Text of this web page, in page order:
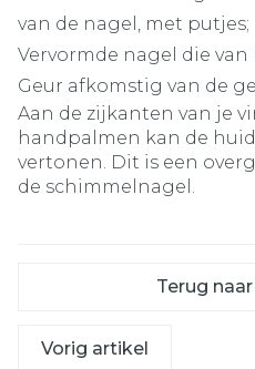
van de nagel, met putjes;
Vervormde nagel die
Geur afkomstig van de
Aan de zijkanten van je
handpalmen kan de
vertonen. Dit is een
de schimmelnagel.
Terug
Vorig artikel